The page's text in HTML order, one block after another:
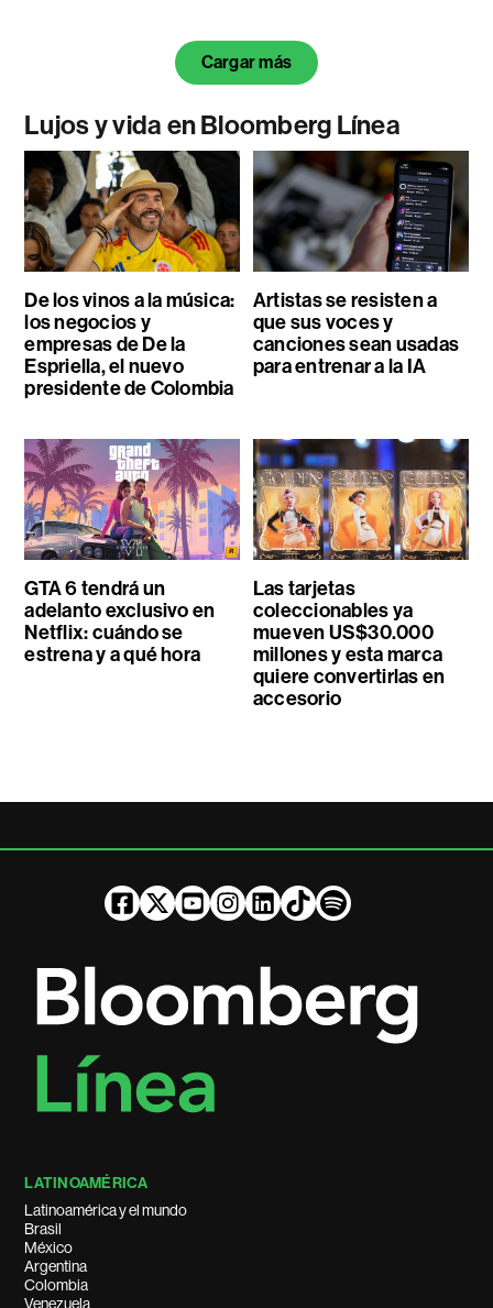
Cargar más
Lujos y vida en Bloomberg Línea
De los vinos a la música:
los negocios y
empresas de De la
Espriella, el nuevo
presidente de Colombia
Artistas se resisten a
que sus voces y
canciones sean usadas
para entrenar a la IA
GTA 6 tendrá un
adelanto exclusivo en
Netflix: cuándo se
estrena y a qué hora
Las tarjetas
coleccionables ya
mueven US$30.000
millones y esta marca
quiere convertirlas en
accesorio
LATINOAMÉRICA
Latinoamérica y el mundo
Brasil
México
Argentina
Colombia
Venezuela